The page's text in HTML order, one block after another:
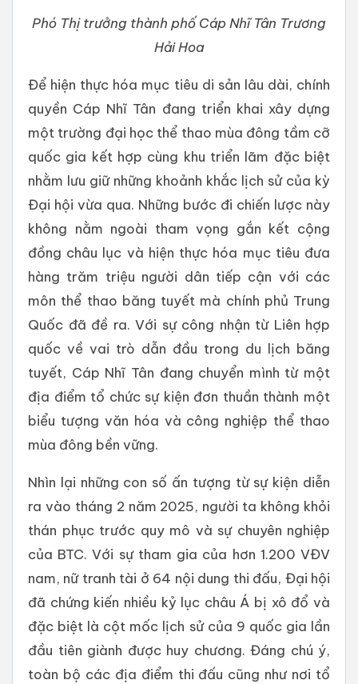
Phó Thị trưởng thành phố Cáp Nhĩ Tân Trương
Hải Hoa
Để hiện thực hóa mục tiêu di sản lâu dài, chính
quyền Cáp Nhĩ Tân đang triển khai xây dựng
một trường đại học thể thao mùa đông tầm cỡ
quốc gia kết hợp cùng khu triển lãm đặc biệt
nhằm lưu giữ những khoảnh khắc lịch sử của kỳ
Đại hội vừa qua. Những bước đi chiến lược này
không nằm ngoài tham vọng gắn kết cộng
đồng châu lục và hiện thực hóa mục tiêu đưa
hàng trăm triệu người dân tiếp cận với các
môn thể thao băng tuyết mà chính phủ Trung
Quốc đã đề ra. Với sự công nhận từ Liên hợp
quốc về vai trò dẫn đầu trong du lịch băng
tuyết, Cáp Nhĩ Tân đang chuyển mình từ một
địa điểm tổ chức sự kiện đơn thuần thành một
biểu tượng văn hóa và công nghiệp thể thao
mùa đông bền vững.
Nhìn lại những con số ấn tượng từ sự kiện diễn
ra vào tháng 2 năm 2025, người ta không khỏi
thán phục trước quy mô và sự chuyên nghiệp
của BTC. Với sự tham gia của hơn 1.200 VĐV
nam, nữ tranh tài ở 64 nội dung thi đấu, Đại hội
đã chứng kiến nhiều kỷ lục châu Á bị xô đổ và
đặc biệt là cột mốc lịch sử của 9 quốc gia lần
đầu tiên giành được huy chương. Đáng chú ý,
toàn bộ các địa điểm thi đấu cũng như nơi tổ